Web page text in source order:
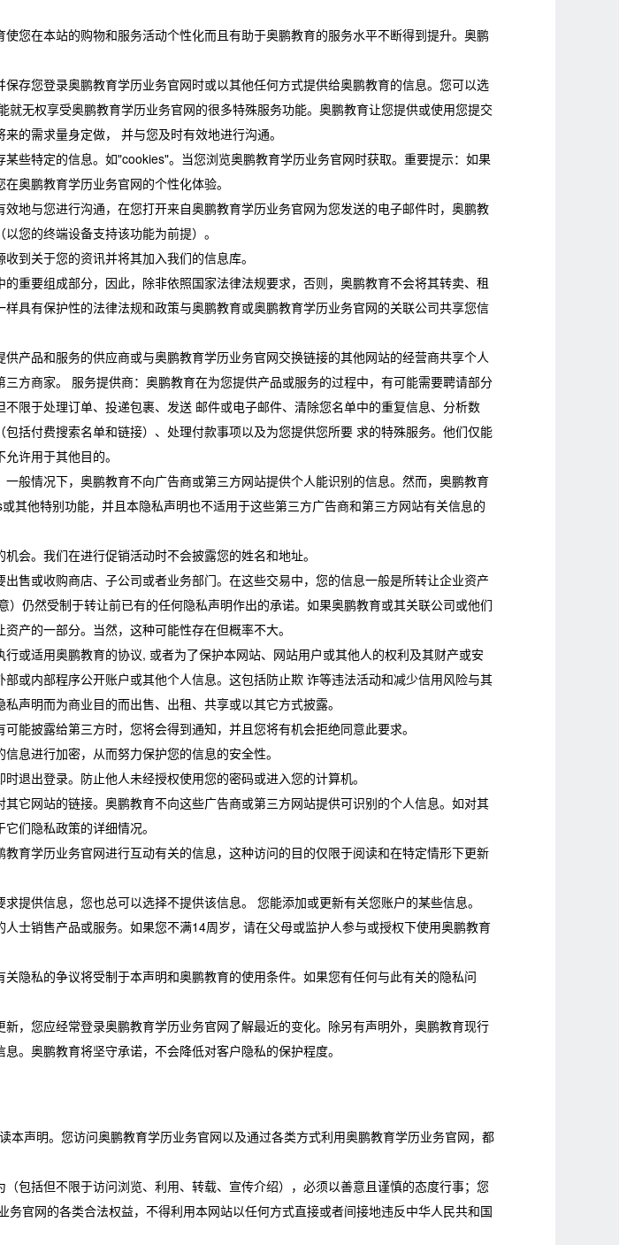
您在本站的购物和服务活动个性化而且有助于奥鹏教育的服务水平不断得到提升。奥鹏
存您登录奥鹏教育学历业务官网时或以其他任何方式提供给奥鹏教育的信息。您可以选
就无权享受奥鹏教育学历业务官网的很多特殊服务功能。奥鹏教育让您提供或使用您提交
的需求量身定做， 并与您及时有效地进行沟通。
些特定的信息。如"cookies"。当您浏览奥鹏教育学历业务官网时获取。重要提示：如果
奥鹏教育学历业务官网的个性化体验。
地与您进行沟通，在您打开来自奥鹏教育学历业务官网为您发送的电子邮件时，奥鹏教
您的终端设备支持该功能为前提）。
到关于您的资讯并将其加入我们的信息库。
重要组成部分，因此，除非依照国家法律法规要求，否则，奥鹏教育不会将其转卖、租
具有保护性的法律法规和政策与奥鹏教育或奥鹏教育学历业务官网的关联公司共享您信
产品和服务的供应商或与奥鹏教育学历业务官网交换链接的其他网站的经营商共享个人
方商家。 服务提供商：奥鹏教育在为您提供产品或服务的过程中，有可能需要聘请部分
限于处理订单、投递包裹、发送 邮件或电子邮件、清除您名单中的重复信息、分析数
括付费搜索名单和链接）、处理付款事项以及为您提供您所要 求的特殊服务。他们仅能
许用于其他目的。
般情况下，奥鹏教育不向广告商或第三方网站提供个人能识别的信息。然而，奥鹏教育
其他特别功能，并且本隐私声明也不适用于这些第三方广告商和第三方网站有关信息的
会。我们在进行促销活动时不会披露您的姓名和地址。
售或收购商店、子公司或者业务部门。在这些交易中，您的信息一般是所转让企业资产
）仍然受制于转让前已有的任何隐私声明作出的承诺。如果奥鹏教育或其关联公司或他们
产的一部分。当然，这种可能性存在但概率不大。
或适用奥鹏教育的协议, 或者为了保护本网站、网站用户或其他人的权利及其财产或安
或内部程序公开账户或其他个人信息。这包括防止欺 诈等违法活动和减少信用风险与其
声明而为商业目的而出售、出租、共享或以其它方式披露。
能披露给第三方时，您将会得到通知，并且您将有机会拒绝同意此要求。
息进行加密，从而努力保护您的信息的安全性。
退出登录。防止他人未经授权使用您的密码或进入您的计算机。
它网站的链接。奥鹏教育不向这些广告商或第三方网站提供可识别的个人信息。如对其
们隐私政策的详细情况。
育学历业务官网进行互动有关的信息，这种访问的目的仅限于阅读和在特定情形下更新
提供信息，您也总可以选择不提供该信息。 您能添加或更新有关您账户的某些信息。
士销售产品或服务。如果您不满14周岁，请在父母或监护人参与或授权下使用奥鹏教育
隐私的争议将受制于本声明和奥鹏教育的使用条件。如果您有任何与此有关的隐私问
，您应经常登录奥鹏教育学历业务官网了解最近的变化。除另有声明外，奥鹏教育现行
。奥鹏教育将坚守承诺，不会降低对客户隐私的保护程度。
本声明。您访问奥鹏教育学历业务官网以及通过各类方式利用奥鹏教育学历业务官网，都
包括但不限于访问浏览、利用、转载、宣传介绍），必须以善意且谨慎的态度行事；您
务官网的各类合法权益，不得利用本网站以任何方式直接或者间接地违反中华人民共和国